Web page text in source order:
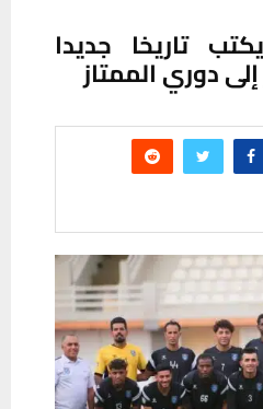
تاريخا جديدا
دوري الممتاز